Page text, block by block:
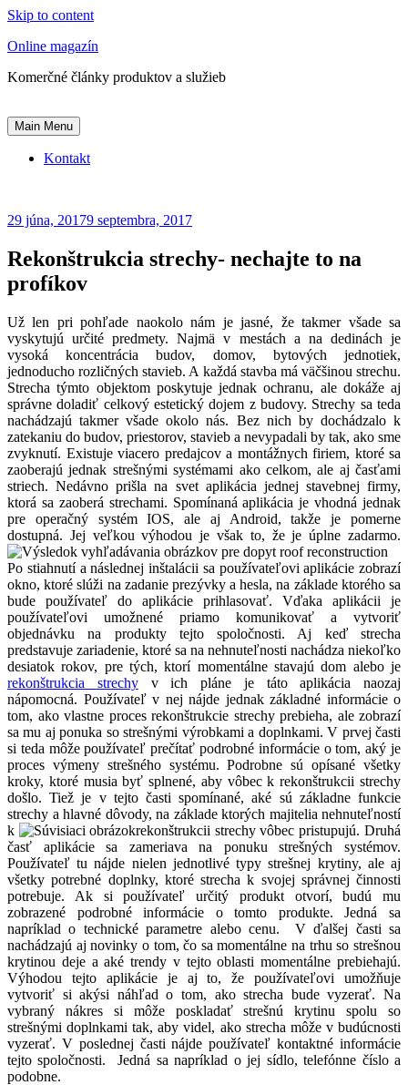
Skip to content
Online magazín
Komerčné články produktov a služieb
Main Menu
Kontakt
29 júna, 20179 septembra, 2017
Rekonštrukcia strechy- nechajte to na
profíkov
Už len pri pohľade naokolo nám je jasné, že takmer všade sa
vyskytujú určité predmety. Najmä v mestách a na dedinách je
vysoká koncentrácia budov, domov, bytových jednotiek,
jednoducho rozličných stavieb. A každá stavba má väčšinou strechu.
Strecha týmto objektom poskytuje jednak ochranu, ale dokáže aj
správne doladiť celkový estetický dojem z budovy. Strechy sa teda
nachádzajú takmer všade okolo nás. Bez nich by dochádzalo k
zatekaniu do budov, priestorov, stavieb a nevypadali by tak, ako sme
zvyknutí. Existuje viacero predajcov a montážnych firiem, ktoré sa
zaoberajú jednak strešnými systémami ako celkom, ale aj časťami
striech. Nedávno prišla na svet aplikácia jednej stavebnej firmy,
ktorá sa zaoberá strechami. Spomínaná aplikácia je vhodná jednak
pre operačný systém IOS, ale aj Android, takže je pomerne
dostupná. Jej veľkou výhodou je však to, že je úplne zadarmo.
Po stiahnutí a následnej inštalácii sa používateľovi aplikácie zobrazí
okno, ktoré slúži na zadanie prezývky a hesla, na základe ktorého sa
bude používateľ do aplikácie prihlasovať. Vďaka aplikácii je
používateľovi umožnené priamo komunikovať a vytvoriť
objednávku na produkty tejto spoločnosti. Aj keď strecha
predstavuje zariadenie, ktoré sa na nehnuteľnosti nachádza niekoľko
desiatok rokov, pre tých, ktorí momentálne stavajú dom alebo je
rekonštrukcia strechyv ich pláne je táto aplikácia naozaj
nápomocná. Používateľ v nej nájde jednak základné informácie o
tom, ako vlastne proces rekonštrukcie strechy prebieha, ale zobrazí
sa mu aj ponuka so strešnými výrobkami a doplnkami. V prvej časti
si teda môže používateľ prečítať podrobné informácie o tom, aký je
proces výmeny strešného systému. Podrobne sú opísané všetky
kroky, ktoré musia byť splnené, aby vôbec k rekonštrukcii strechy
došlo. Tiež je v tejto časti spomínané, aké sú základne funkcie
strechy a hlavné dôvody, na základe ktorých majitelia nehnuteľností
k
rekonštrukcii strechy vôbec pristupujú. Druhá
časť aplikácie sa zameriava na ponuku strešných systémov.
Používateľ tu nájde nielen jednotlivé typy strešnej krytiny, ale aj
všetky potrebné doplnky, ktoré strecha k svojej správnej činnosti
potrebuje. Ak si používateľ určitý produkt otvorí, budú mu
zobrazené podrobné informácie o tomto produkte. Jedná sa
napríklad o technické parametre alebo cenu. V ďalšej časti sa
nachádzajú aj novinky o tom, čo sa momentálne na trhu so strešnou
krytinou deje a aké trendy v tejto oblasti momentálne prebiehajú.
Výhodou tejto aplikácie je aj to, že používateľovi umožňuje
vytvoriť si akýsi náhľad o tom, ako strecha bude vyzerať. Na
vybraný nákres si môže poskladať strešnú krytinu spolu so
strešnými doplnkami tak, aby videl, ako strecha môže v budúcnosti
vyzerať. V poslednej časti nájde používateľ kontaktné informácie
tejto spoločnosti. Jedná sa napríklad o jej sídlo, telefónne číslo a
podobne.